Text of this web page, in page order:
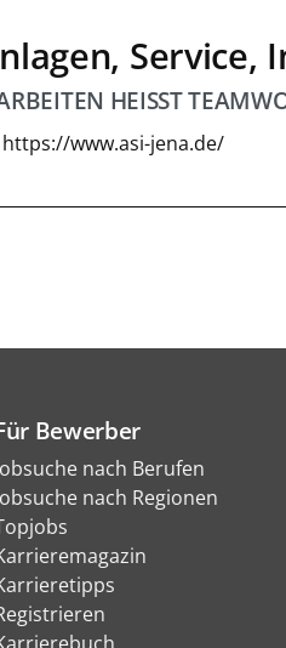
Service,
HEISST
https://www.asi-jena.de/
Bewerber
nach Berufen
nach Regionen